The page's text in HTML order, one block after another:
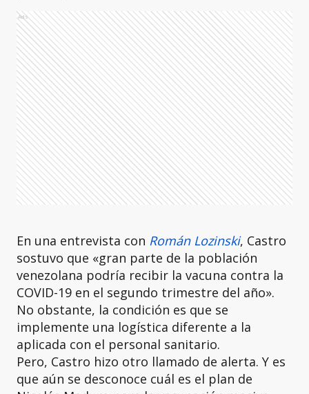
Ads
En una entrevista con Román Lozinski, Castro
sostuvo que «gran parte de la población
venezolana podría recibir la vacuna contra la
COVID-19 en el segundo trimestre del año».
No obstante, la condición es que se
implemente una logística diferente a la
aplicada con el personal sanitario.
Pero, Castro hizo otro llamado de alerta. Y es
que aún se desconoce cuál es el plan de